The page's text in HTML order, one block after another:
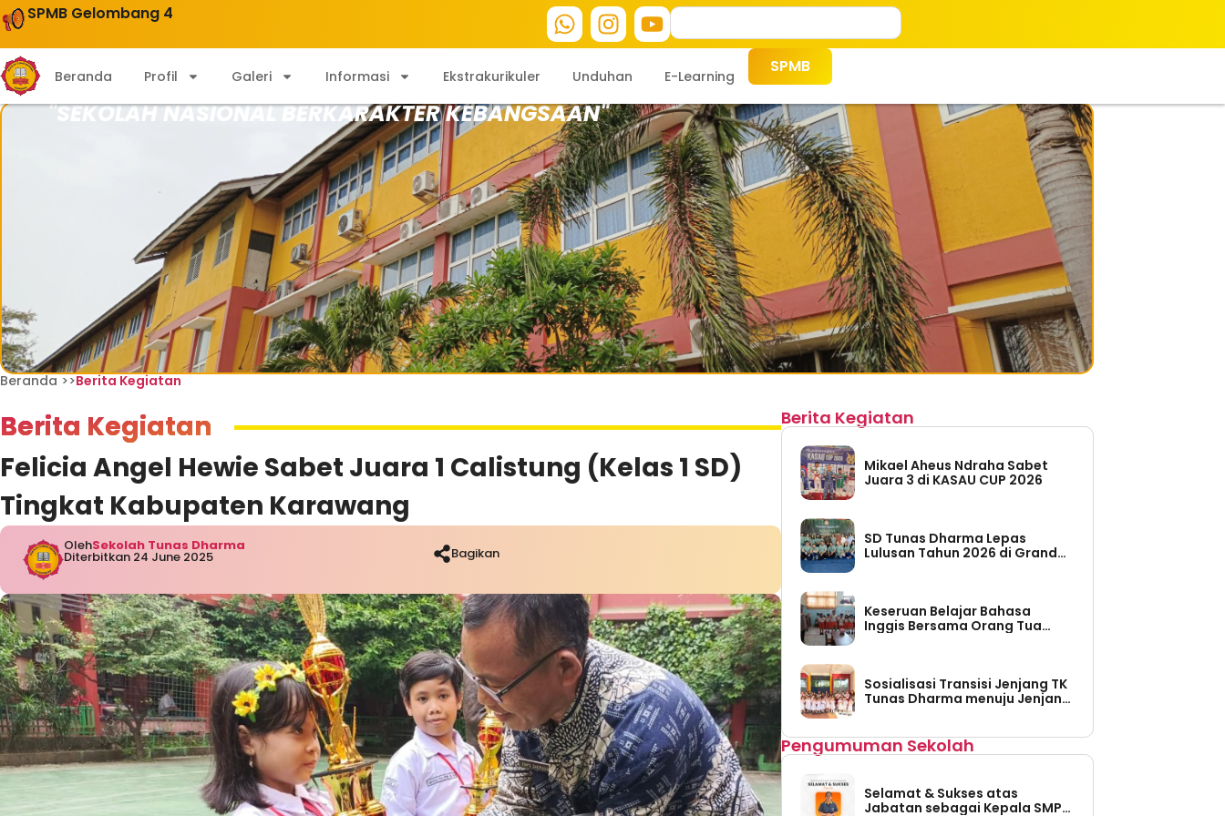
SPMB Gelombang 4
Beranda Profil Galeri Informasi Ekstrakurikuler Unduhan E-Learning SPMB
"SEKOLAH NASIONAL BERKARAKTER KEBANGSAAN"
Beranda >>Berita Kegiatan
Berita Kegiatan
Felicia Angel Hewie Sabet Juara 1 Calistung (Kelas 1 SD)
Tingkat Kabupaten Karawang
OlehSekolah Tunas Dharma
Diterbitkan 24 June 2025 Bagikan
Berita Kegiatan
Mikael Aheus Ndraha Sabet
Juara 3 di KASAU CUP 2026
SD Tunas Dharma Lepas
Lulusan Tahun 2026 di Grand
Keseruan Belajar Bahasa
Inggis Bersama Orang Tua
Sosialisasi Transisi Jenjang TK
Tunas Dharma menuju Jenjang
Pengumuman Sekolah
Selamat & Sukses atas
Jabatan sebagai Kepala SMP